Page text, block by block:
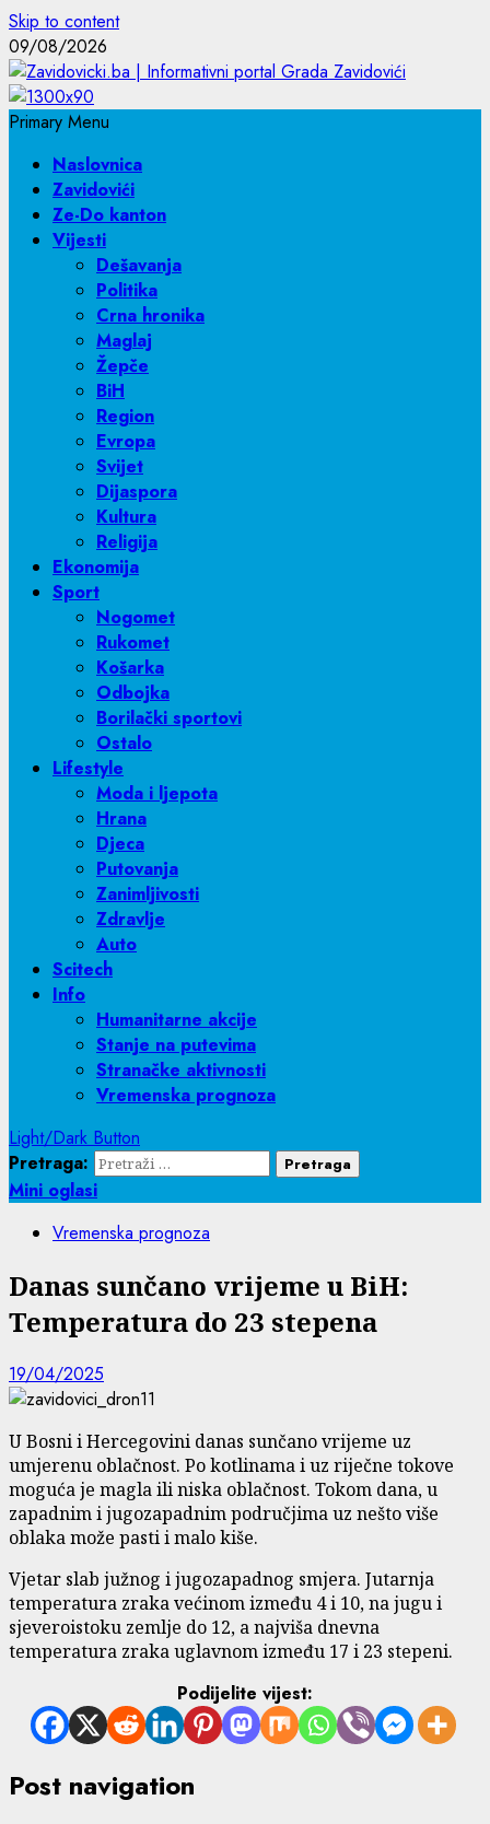
Skip to content
09/08/2026
Primary Menu
Naslovnica
Zavidovići
Ze-Do kanton
Vijesti
Dešavanja
Politika
Crna hronika
Maglaj
Žepče
BiH
Region
Evropa
Svijet
Dijaspora
Kultura
Religija
Ekonomija
Sport
Nogomet
Rukomet
Košarka
Odbojka
Borilački sportovi
Ostalo
Lifestyle
Moda i ljepota
Hrana
Djeca
Putovanja
Zanimljivosti
Zdravlje
Auto
Scitech
Info
Humanitarne akcije
Stanje na putevima
Stranačke aktivnosti
Vremenska prognoza
Light/Dark Button
Pretraga:
Mini oglasi
Vremenska prognoza
Danas sunčano vrijeme u BiH:
Temperatura do 23 stepena
19/04/2025
U Bosni i Hercegovini danas sunčano vrijeme uz
umjerenu oblačnost. Po kotlinama i uz riječne tokove
moguća je magla ili niska oblačnost. Tokom dana, u
zapadnim i jugozapadnim područjima uz nešto više
oblaka može pasti i malo kiše.
Vjetar slab južnog i jugozapadnog smjera. Jutarnja
temperatura zraka većinom između 4 i 10, na jugu i
sjeveroistoku zemlje do 12, a najviša dnevna
temperatura zraka uglavnom između 17 i 23 stepeni.
Podijelite vijest:
Post navigation